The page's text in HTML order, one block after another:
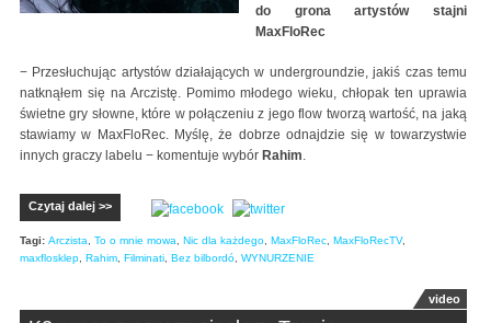
do grona artystów stajni
MaxFloRec
− Przesłuchując artystów działających w undergroundzie, jakiś czas temu
natknąłem się na Arczistę. Pomimo młodego wieku, chłopak ten uprawia
świetne gry słowne, które w połączeniu z jego flow tworzą wartość, na jaką
stawiamy w MaxFloRec. Myślę, że dobrze odnajdzie się w towarzystwie
innych graczy labelu − komentuje wybór Rahim.
Czytaj dalej >>
Tagi: Arczista To o mnie mowa Nic dla każdego MaxFloRec MaxFloRecTV,
maxflosklep Rahim Filminati Bez bilbordó WYNURZENIE
video